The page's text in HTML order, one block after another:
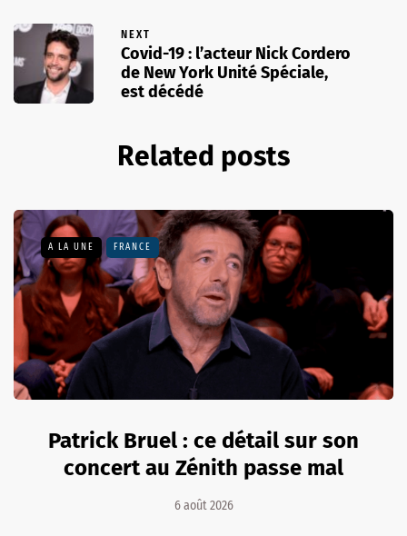
NEXT
Covid-19 : l’acteur Nick Cordero
de New York Unité Spéciale,
est décédé
Related posts
A LA UNE FRANCE
Patrick Bruel : ce détail sur son
concert au Zénith passe mal
6 août 2026